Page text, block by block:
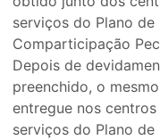
serviços do Plano de
Comparticipação
Depois de
preenchido, o
entregue nos centros
serviços do Plano de